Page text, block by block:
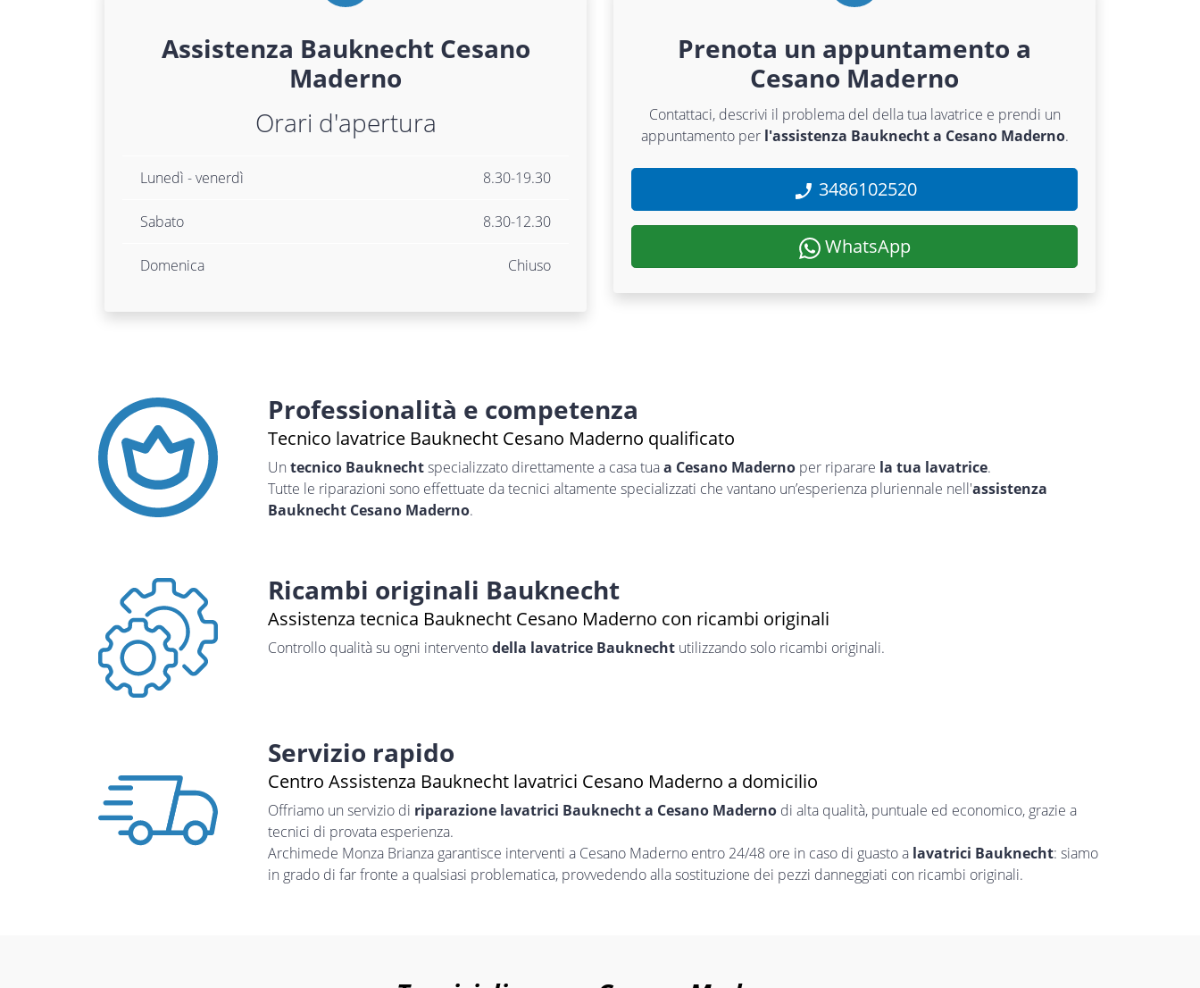
Assistenza BauknechtCesano
Maderno
Orari d'apertura
Lunedì - venerdì 8.30-19.30
Sabato 8.30-12.30
Domenica Chiuso
Prenota un appuntamento a
Cesano Maderno
Contattaci, descrivi il problema del della tua lavatrice e prendi un
appuntamento per l'assistenza Bauknecht a Cesano Maderno.
3486102520
WhatsApp
Professionalità e competenza
Tecnico lavatrice Bauknecht Cesano Maderno qualificato
Un tecnico Bauknechtspecializzato direttamente a casa tuaa Cesano Maderno per riparare la tua lavatrice.
Tutte le riparazioni sono effettuate da tecnici altamente specializzati che vantano un’esperienza pluriennale nell'assistenza
Bauknecht Cesano Maderno.
Ricambi originali Bauknecht
Assistenza tecnica Bauknecht Cesano Maderno con ricambi originali
Controllo qualità su ogni interventodella lavatrice Bauknecht utilizzando solo ricambi originali.
Servizio rapido
Centro Assistenza Bauknecht lavatrici Cesano Maderno a domicilio
Offriamo un servizio di riparazione lavatrici Bauknecht a Cesano Maderno di alta qualità, puntuale ed economico, grazie a
tecnici di provata esperienza.
Archimede Monza Brianza garantisce interventi a Cesano Maderno entro 24/48 ore in caso di guasto a lavatrici Bauknecht: siamo
in grado di far fronte a qualsiasi problematica, provvedendo alla sostituzione dei pezzi danneggiati con ricambi originali.